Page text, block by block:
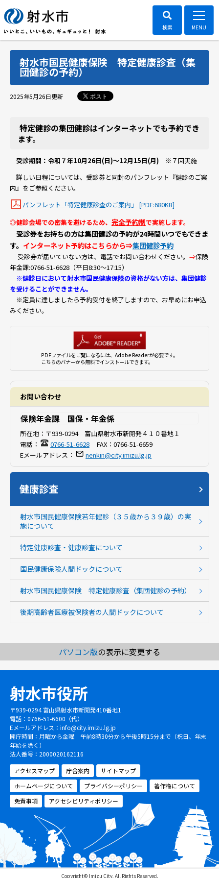
射水市国民健康保険 特定健康診査（集
団健診の予約）
2025年5月26日更新 ポスト
特定健診の集団健診はインターネットでも予約でき
ます。
受診期間：令和７年10月26日(日)～12月15日(月) ※７回実施
詳しい日程については、受診券と同封のパンフレット『健診のご案
内』をご参照ください。
パンフレット「特定健康診査のご案内」 [PDF:680KB]
◎健診会場での密集を避けるため、 完全予約制で実施します。
受診券をお持ちの方は集団健診の予約が24時間いつでもできま
す。 インターネット予約はこちらから⇒集団健診予約
受診券が届いていない方は、電話でお問い合わせください。 ⇒保険
年金課:0766-51-6628（平日8:30～17:15）
※健診日において射水市国民健康保険の資格がない方は、集団健診
を受けることができません。
※定員に達しましたら予約受付を終了しますので、お早めにお申込
みください。
PDFファイルをご覧になるには、Adobe Readerが必要です。
こちらのバナーから無料でインストールできます。
お問い合わせ
保険年金課 国保・年金係
所在地： 〒939-0294 富山県射水市新開発４１０番地１
電話：
0766-51-6628 FAX： 0766-51-6659
Eメールアドレス：
nenkin@city.imizu.lg.jp
健康診査
射水市国民健康保険若年健診（３５歳から３９歳）の実
施について
特定健康診査・健康診査について
国民健康保険人間ドックについて
射水市国民健康保険 特定健康診査（集団健診の予約）
後期高齢者医療被保険者の人間ドックについて
パソコン版の表示に変更する
射水市役所
〒939-0294 富山県射水市新開発410番地1
電話：0766-51-6600（代）
Eメールアドレス： info@city.imizu.lg.jp
開庁時間：月曜から金曜 午前8時30分から午後5時15分まで（祝日、年末
年始を除く）
法人番号：2000020162116
アクセスマップ
庁舎案内
サイトマップ
ホームページについて
プライバシーポリシー
著作権について
免責事項
アクセシビリティポリシー
Copyright© Imizu City, All Rights Reserved.